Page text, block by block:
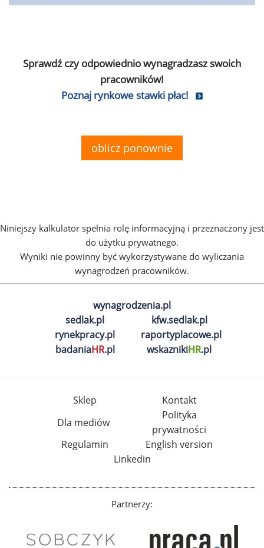
Sprawdź czy odpowiednio wynagradzasz swoich
pracowników!
Poznaj rynkowe stawki płac!
oblicz ponownie
Niniejszy kalkulator spełnia rolę informacyjną i przeznaczony jest
do użytku prywatnego.
Wyniki nie powinny być wykorzystywane do wyliczania
wynagrodzeń pracowników.
wynagrodzenia.pl
sedlak.pl
kfw.sedlak.pl
rynekpracy.pl
raportyplacowe.pl
badaniaHR.pl wskaznikiHR.pl
Sklep
Kontakt
Dla mediów
Polityka
prywatności
Regulamin
English version
Linkedin
Partnerzy: